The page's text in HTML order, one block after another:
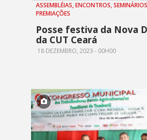
ASSEMBLÉIAS, ENCONTROS,
PREMIAÇÕES
Posse festiva da Nova
da CUT Ceará
18 DEZEMBRO, 2023 - 00H00